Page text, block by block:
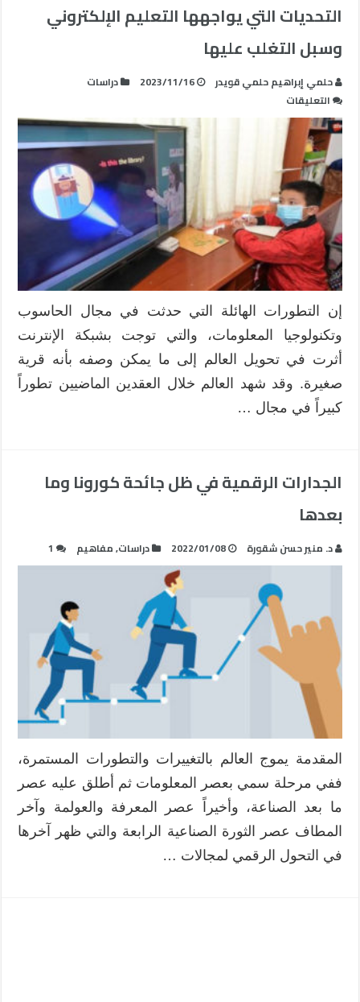
التحديات التي يواجهها التعليم الإلكتروني
وسبل التغلب عليها
حلمي إبراهيم حلمي قويدر 2023/11/16
دراسات
التعليقات
التحديات
التي
يواجهها
التعليم
الإلكتروني
وسبل
التغلب
عليها
مغلقة
إن التطورات الهائلة التي حدثت في مجال الحاسوب
وتكنولوجيا المعلومات، والتي توجت بشبكة الإنترنت
أثرت في تحويل العالم إلى ما يمكن وصفه بأنه قرية
صغيرة. وقد شهد العالم خلال العقدين الماضيين تطوراً
كبيراً في مجال …
الجدارات الرقمية في ظل جائحة كورونا وما
بعدها
د. منير حسن شقورة 2022/01/08 دراسات,مفاهيم 1
المقدمة يموج العالم بالتغييرات والتطورات المستمرة،
ففي مرحلة سمي بعصر المعلومات ثم أطلق عليه عصر
ما بعد الصناعة، وأخيراً عصر المعرفة والعولمة وآخر
المطاف عصر الثورة الصناعية الرابعة والتي ظهر آخرها
في التحول الرقمي لمجالات …